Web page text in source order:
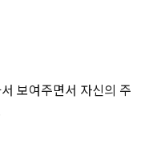
보여주면서 자신의 주